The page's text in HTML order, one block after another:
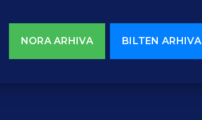
NORA ARHIVA BILTEN ARHIVA